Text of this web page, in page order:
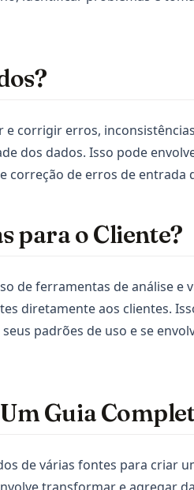
e corrigir erros,
dos dados. Isso pode
correção de erros de entrada
para o Cliente?
de ferramentas de análise e
diretamente aos clientes.
padrões de uso e se
Guia
de várias fontes para criar